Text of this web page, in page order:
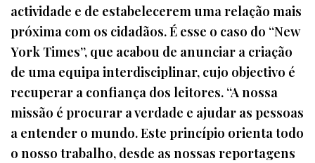
actividade e de estabelecerem uma relação mais
próxima com os cidadãos. É esse o caso do “New
York Times”, que acabou de anunciar a criação
de uma equipa interdisciplinar, cujo objectivo é
recuperar a confiança dos leitores. “A nossa
missão é procurar a verdade e ajudar as pessoas
a entender o mundo. Este princípio orienta todo
o nosso trabalho, desde as nossas reportagens